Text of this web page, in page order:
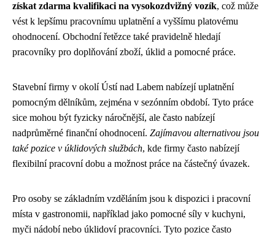
získat zdarma kvalifikaci na vysokozdvižný vozík, což může
vést k lepšímu pracovnímu uplatnění a vyššímu platovému
ohodnocení. Obchodní řetězce také pravidelně hledají
pracovníky pro doplňování zboží, úklid a pomocné práce.
Stavební firmy v okolí Ústí nad Labem nabízejí uplatnění
pomocným dělníkům, zejména v sezónním období. Tyto práce
sice mohou být fyzicky náročnější, ale často nabízejí
nadprůměrné finanční ohodnocení. Zajímavou alternativou jsou
také pozice v úklidových službách, kde firmy často nabízejí
flexibilní pracovní dobu a možnost práce na částečný úvazek.
Pro osoby se základním vzděláním jsou k dispozici i pracovní
místa v gastronomii, například jako pomocné síly v kuchyni,
myči nádobí nebo úklidoví pracovníci. Tyto pozice často